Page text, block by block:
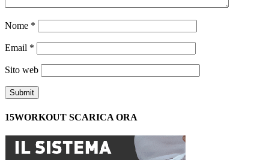
Nome *
Email *
Sito web
15WORKOUT SCARICA ORA